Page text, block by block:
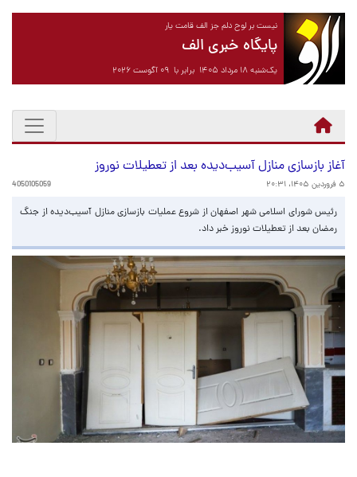
نیست بر لوح دلم جز الف قامت یار
پایگاه خبری الف
یک‌شنبه ۱۸ مرداد ۱۴۰۵ برابر با ۰۹ آگوست ۲۰۲۶
آغاز بازسازی منازل آسیب‌دیده بعد از تعطیلات نوروز
۵ فروردین ۱۴۰۵، ۲۰:۳۱ 4050105059
رئیس شورای اسلامی شهر اصفهان از شروع عملیات بازسازی منازل آسیب‌دیده از جنگ
رمضان بعد از تعطیلات نوروز خبر داد.